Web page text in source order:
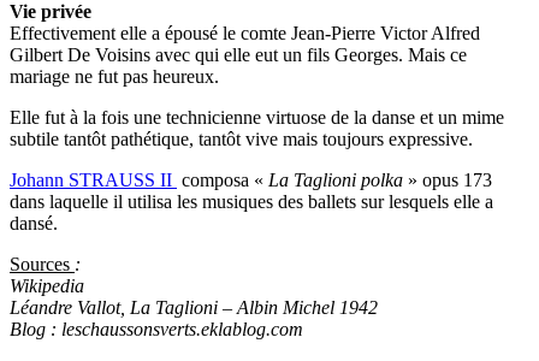
Vie privée
Effectivement elle a épousé le comte Jean-Pierre Victor Alfred
Gilbert De Voisins avec qui elle eut un fils Georges. Mais ce
mariage ne fut pas heureux.
Elle fut à la fois une technicienne virtuose de la danse et un mime
subtile tantôt pathétique, tantôt vive mais toujours expressive.
Johann STRAUSS II composa « La Taglioni polka » opus 173
dans laquelle il utilisa les musiques des ballets sur lesquels elle a
dansé.
Sources :
Wikipedia
Léandre Vallot, La Taglioni – Albin Michel 1942
Blog : leschaussonsverts.eklablog.com